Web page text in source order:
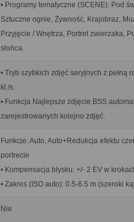
• Programy tematyczne (SCENE): Pod
Sztuczne ognie, Żywność, Krajobraz,
Przyjęcie / Wnętrza, Portret zwierzaka,
słońca.
• Tryb szybkich zdjęć seryjnych z pełną
kl./s.
• Funkcja Najlepsze zdjęcie BSS
zarejestrowanych kolejno zdjęć.
Funkcje: Auto, Auto+Redukcja efektu
portrecie
• Kompensacja błysku: +/- 2 EV w
• Zakres (ISO auto): 0.5-6.5 m (szeroki
Nie